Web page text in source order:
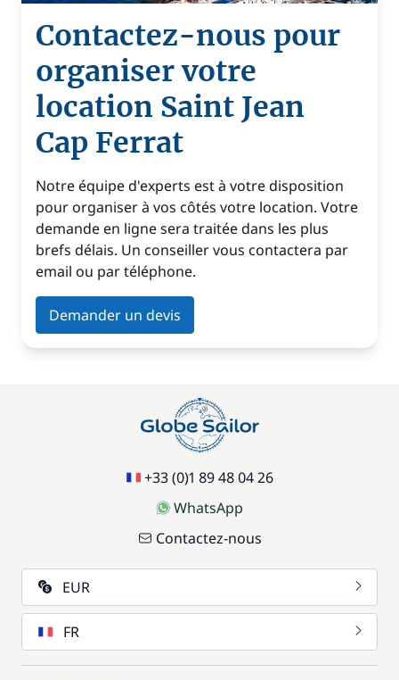
Contactez-nous pour
organiser votre
location Saint Jean
Cap Ferrat
Notre équipe d'experts est à votre disposition
pour organiser à vos côtés votre location. Votre
demande en ligne sera traitée dans les plus
brefs délais. Un conseiller vous contactera par
email ou par téléphone.
Demander un devis
+33 (0)1 89 48 04 26
WhatsApp
Contactez-nous
EUR
FR